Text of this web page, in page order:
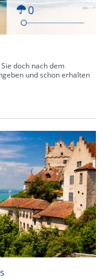
doch nach dem
und schon erhalten